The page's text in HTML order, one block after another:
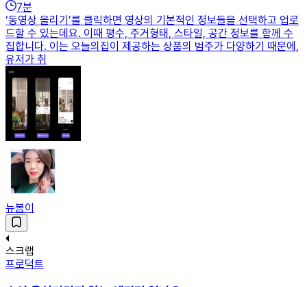
7분
‘동영상 올리기’를 클릭하면 영상의 기본적인 정보들을 선택하고 업로
드할 수 있는데요. 이때 평수, 주거형태, 스타일, 공간 정보를 함께 수
집합니다. 이는 오늘의집이 제공하는 상품의 범주가 다양하기 때문에,
유저가 취
뉴봄이
스크랩
프로덕트